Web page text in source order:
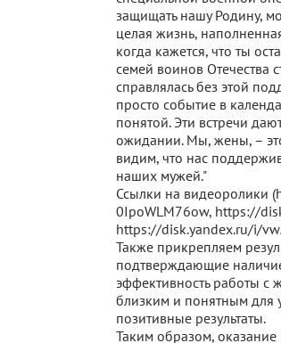
защищать нашу Родину,
целая жизнь,
когда кажется, что ты
семей воинов Отечества
справлялась без этой
просто событие в
понятой. Эти встречи
ожидании. Мы, жены, –
видим, что нас
наших мужей."
Ссылки на видеоролики
0IpoWLM76ow, https://
https://disk.yandex.ru/i/
Также прикрепляем
подтверждающие
эффективность работы с
близким и понятным для
позитивные результаты.
Таким образом,